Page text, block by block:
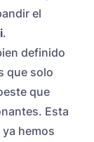
el
.
definido
que solo
que
Esta
hemos